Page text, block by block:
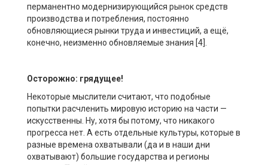
перманентно модернизирующийся рынок средств
производства и потребления, постоянно
обновляющиеся рынки труда и инвестиций, а ещё,
конечно, неизменно обновляемые знания [4].
Осторожно: грядущее!
Некоторые мыслители считают, что подобные
попытки расчленить мировую историю на части —
искусственны. Ну, хотя бы потому, что никакого
прогресса нет. А есть отдельные культуры, которые в
разные времена охватывали (да и в наши дни
охватывают) большие государства и регионы